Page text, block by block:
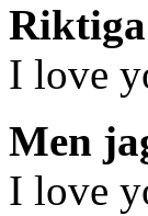
I love
Men
I love